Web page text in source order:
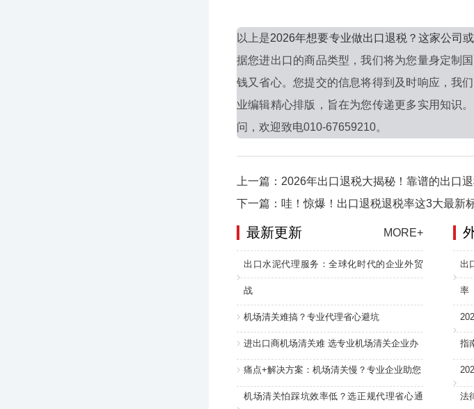
以上是2026年想要专业做出口退税？这家公司
据您进出口的商品类型，我们将为您量身定制
钱又省心。您提交的信息将得到及时响应，我
业编辑精心排版，旨在为您传递更多实用知识
问，欢迎致电010-67659210。
上一篇：2026年出口退税大揭秘！靠谱的出口
下一篇：哇！惊爆！出口退税退税率这3大最新
最新更新 MORE+
出口水泥代理服务：全球化时代的企业外贸
战
机场清关难搞？专业代理省心避坑
进出口商机场清关难 选专业机场清关企业办
痛点+解决方案：机场清关慢？专业企业助您
机场清关怕踩坑效率低？选正规代理省心通
出
率
指
法